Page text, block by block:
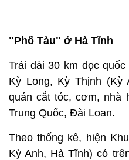
"Phố Tàu" ở Hà Tĩnh
Trải dài 30 km dọc
Kỳ Long, Kỳ Thịnh (Kỳ
quán cắt tóc, cơm, nhà
Trung Quốc, Đài Loan.
Theo thống kê, hiện
Kỳ Anh, Hà Tĩnh) có